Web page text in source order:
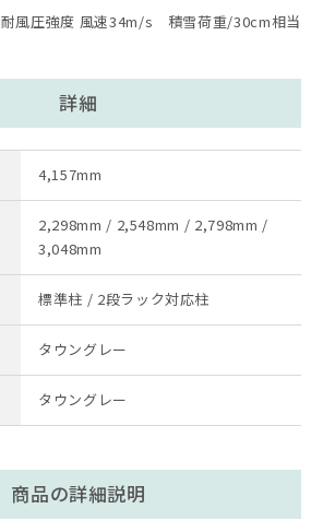
耐風圧強度 風速34m/s 積雪荷重/30cm相当
詳細
4,157mm
2,298mm / 2,548mm / 2,798mm /
3,048mm
標準柱 / 2段ラック対応柱
タウングレー
タウングレー
商品の詳細説明